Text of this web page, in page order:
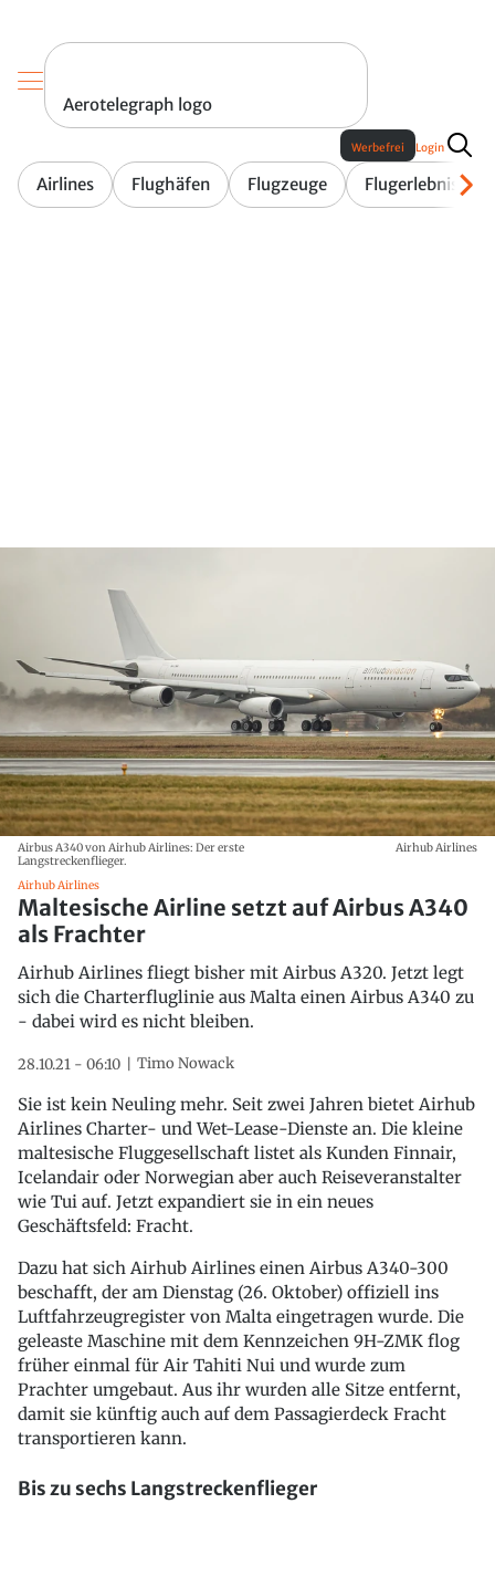
Aerotelegraph logo
Airlines Flughäfen Flugzeuge Flugerlebnis
Werbefrei Login
Airbus A340 von Airhub Airlines: Der erste
Langstreckenflieger.
Airhub Airlines
Airhub Airlines
Maltesische Airline setzt auf Airbus A340
als Frachter
Airhub Airlines fliegt bisher mit Airbus A320. Jetzt legt
sich die Charterfluglinie aus Malta einen Airbus A340 zu
- dabei wird es nicht bleiben.
28.10.21 - 06:10 Timo Nowack
Sie ist kein Neuling mehr. Seit zwei Jahren bietet Airhub
Airlines Charter- und Wet-Lease-Dienste an. Die kleine
maltesische Fluggesellschaft listet als Kunden Finnair,
Icelandair oder Norwegian aber auch Reiseveranstalter
wie Tui auf. Jetzt expandiert sie in ein neues
Geschäftsfeld: Fracht.
Dazu hat sich Airhub Airlines einen Airbus A340-300
beschafft, der am Dienstag (26. Oktober) offiziell ins
Luftfahrzeugregister von Malta eingetragen wurde. Die
geleaste Maschine mit dem Kennzeichen 9H-ZMK flog
früher einmal für Air Tahiti Nui und wurde zum
Prachter umgebaut. Aus ihr wurden alle Sitze entfernt,
damit sie künftig auch auf dem Passagierdeck Fracht
transportieren kann.
Bis zu sechs Langstreckenflieger